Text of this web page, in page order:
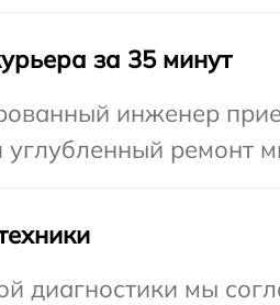
за 35 минут
инженер
углубленный ремонт
диагностики мы